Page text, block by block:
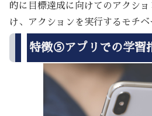
的に目標達成に向けてのアクシ
け、アクションを実行するモチベ
特徴⑤アプリでの学習